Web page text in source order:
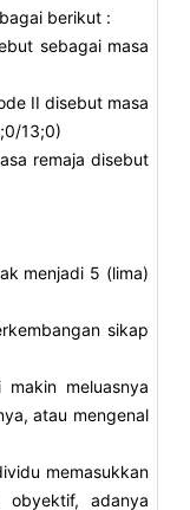
berikut :
sebagai masa
II disebut masa
13;0)
remaja disebut
menjadi 5 (lima)
sikap
meluasnya
atau mengenal
memasukkan
obyektif, adanya